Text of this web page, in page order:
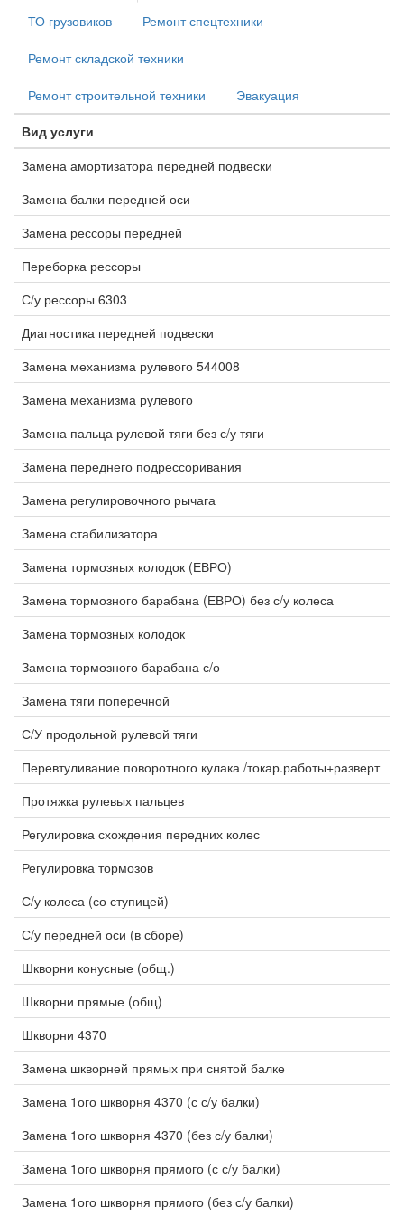
ТО грузовиков Ремонт спецтехники
Ремонт складской техники
Ремонт строительной техники
Эвакуация
Вид услуги
Замена амортизатора передней подвески
Замена балки передней оси
Замена рессоры передней
Переборка рессоры
С/у рессоры 6303
Диагностика передней подвески
Замена механизма рулевого 544008
Замена механизма рулевого
Замена пальца рулевой тяги без с/у тяги
Замена переднего подрессоривания
Замена регулировочного рычага
Замена стабилизатора
Замена тормозных колодок (ЕВРО)
Замена тормозного барабана (ЕВРО) без с/у колеса
Замена тормозных колодок
Замена тормозного барабана с/о
Замена тяги поперечной
С/У продольной рулевой тяги
Перевтуливание поворотного кулака /токар.работы+разверт
Протяжка рулевых пальцев
Регулировка схождения передних колес
Регулировка тормозов
С/у колеса (со ступицей)
С/у передней оси (в сборе)
Шкворни конусные (общ.)
Шкворни прямые (общ)
Шкворни 4370
Замена шкворней прямых при снятой балке
Замена 1ого шкворня 4370 (с с/у балки)
Замена 1ого шкворня 4370 (без с/у балки)
Замена 1ого шкворня прямого (с с/у балки)
Замена 1ого шкворня прямого (без с/у балки)